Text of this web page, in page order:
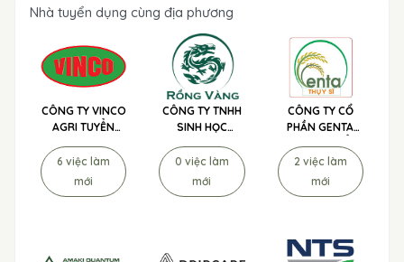
Nhà tuyển dụng cùng địa phương
CÔNG TY VINCO
AGRI TUYỂN
DỤNG
6 việc làm
mới
CÔNG TY TNHH
SINH HỌC
NÔNG NGHIỆP
RỒNG VÀNG
TUYỂN DỤNG
0 việc làm
mới
CÔNG TY CỔ
PHẦN GENTA
THỤY SĨ TUYỂN
DỤNG
2 việc làm
mới